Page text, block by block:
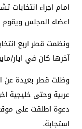
امام اجراء انتخابات
اعضاء المجلس ويقوم
آخرها كان في ايار/
وظلت قطر بعيدة عن
عربية وحتى خليجية
دعوة اطلقت على
استجابة.